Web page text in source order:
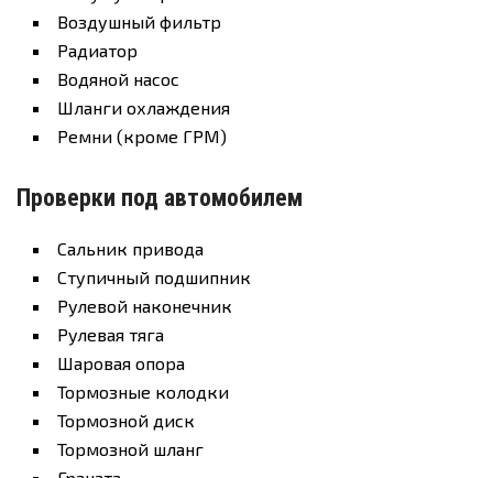
Воздушный фильтр
Радиатор
Водяной насос
Шланги охлаждения
Ремни (кроме ГРМ)
Проверки под автомобилем
Сальник привода
Ступичный подшипник
Рулевой наконечник
Рулевая тяга
Шаровая опора
Тормозные колодки
Тормозной диск
Тормозной шланг